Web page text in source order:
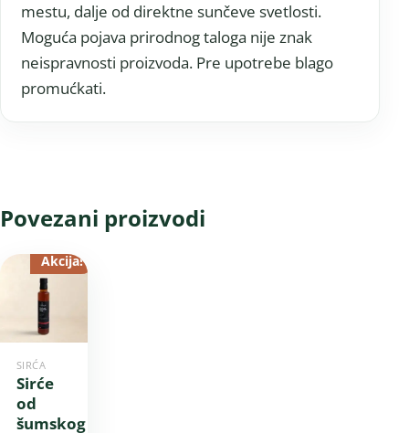
mestu, dalje od direktne sunčeve svetlosti.
Moguća pojava prirodnog taloga nije znak
neispravnosti proizvoda. Pre upotrebe blago
promućkati.
Povezani proizvodi
Akcija!
SIRĆA
Sirće
od
šumskog